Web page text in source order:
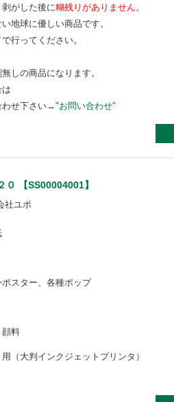
がした後に糊残りがありません 。
地球に優しい商品です。
行ってください。
しの商品になります。
せ下さい→"お問い合わせ"
【SS00004001】
社ユポ
ポスター、各種ポップ
顔料
（大判インクジェットプリンタ）